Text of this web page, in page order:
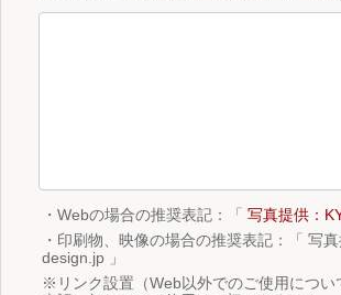
・Webの場合の推奨表記：「 写真提供：
・印刷物、映像の場合の推奨表記：「 写
design.jp 」
※リンク設置（Web以外でのご使用につい